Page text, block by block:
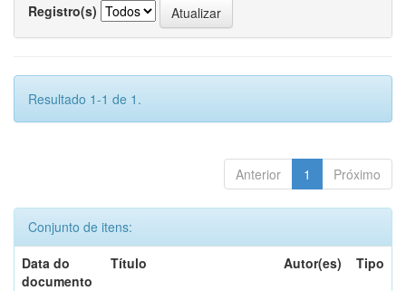
Registro(s)
Resultado 1-1 de 1.
Anterior 1 Próximo
Conjunto de itens:
Data do
documento
Título Autor(es) Tipo